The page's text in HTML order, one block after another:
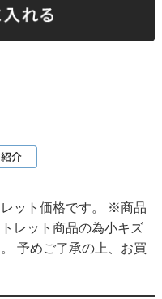
ット価格です。 ※商品
レット商品の為小キズ
予めご了承の上、お買